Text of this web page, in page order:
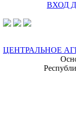
ВХОД
ЦЕНТРАЛЬНОЕ